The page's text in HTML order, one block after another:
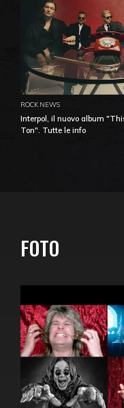
ROCK NEWS
Interpol, il nuovo album
Ton". Tutte le info
FOTO